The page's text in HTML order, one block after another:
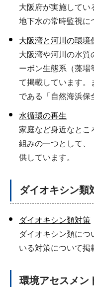
大阪府が実施してい
地下水の常時監視に
大阪湾と河川の環境
大阪湾や河川の水質
ーボン生態系（藻場
て掲載しています。
である「自然海浜保
水循環の再生
家庭など身近なとこ
組みの一つとして、
供しています。
ダイオキシン類
ダイオキシン類対策
ダイオキシン類につ
いる対策について掲
環境アセスメン